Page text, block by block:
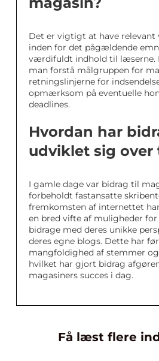
Det er vigtigt at have relevant
inden for det pågældende
værdifuldt indhold til læserne.
man forstå målgruppen for
retningslinjerne for
opmærksom på eventuelle
deadlines.
Hvordan har
udviklet sig over
I gamle dage var bidrag til
forbeholdt fastansatte
fremkomsten af internettet
en bred vifte af muligheder
bidrage med deres unikke
deres egne blogs. Dette har
mangfoldighed af stemmer
hvilket har gjort bidrag
magasiners succes i dag.
Få læst flere